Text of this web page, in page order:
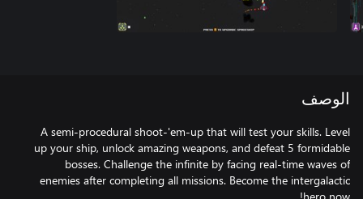
الوصف
A semi-procedural shoot-'em-up that will test your skills. Level
up your ship, unlock amazing weapons, and defeat 5 formidable
bosses. Challenge the infinite by facing real-time waves of
enemies after completing all missions. Become the intergalactic